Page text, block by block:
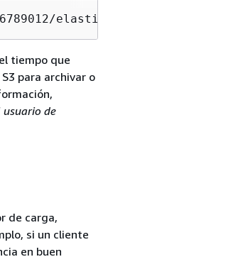
elasticloadbalancing/us-
tiempo que
para archivar o
usuario de
de carga,
si un cliente
en buen